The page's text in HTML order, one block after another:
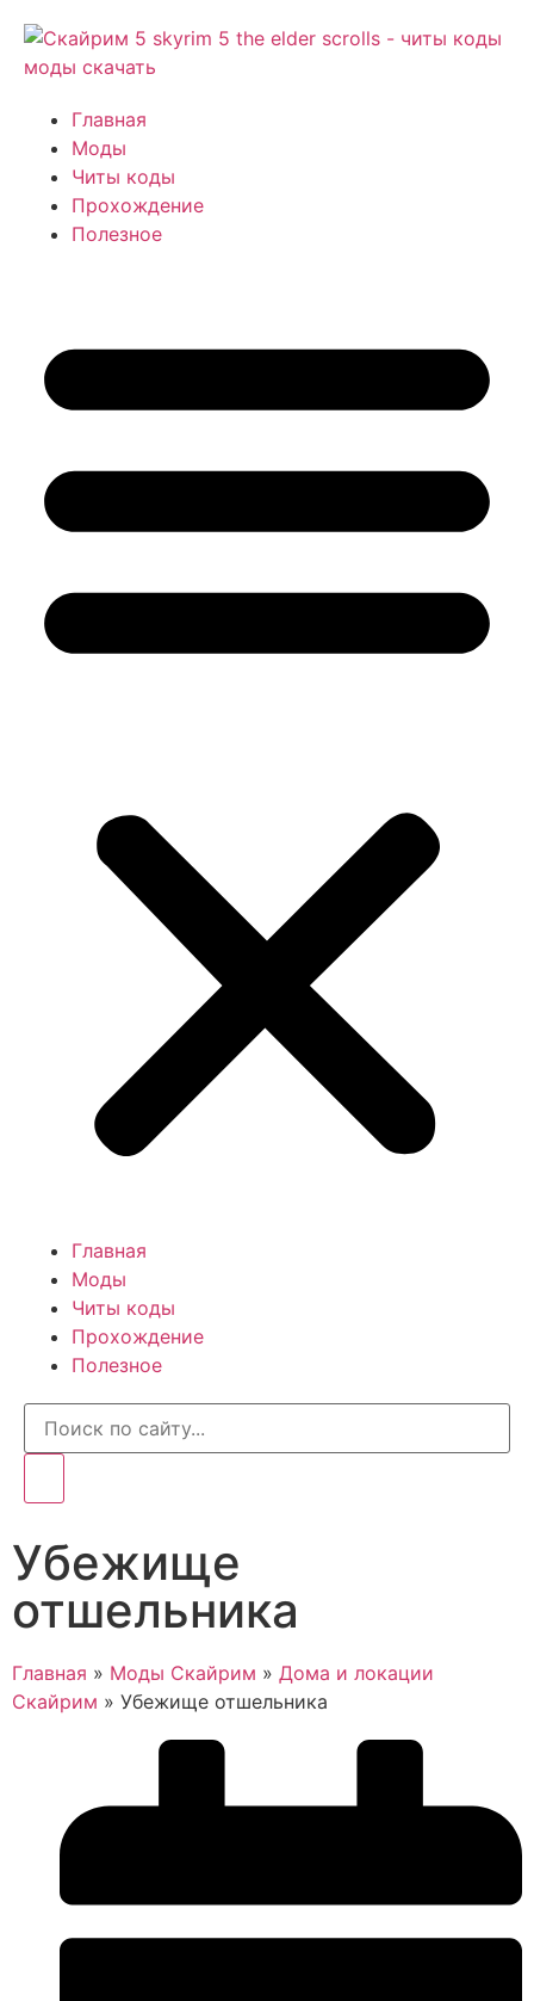
Главная
Моды
Читы коды
Прохождение
Полезное
Главная
Моды
Читы коды
Прохождение
Полезное
Убежище
отшельника
Главная » Моды Скайрим » Дома и локации
Скайрим » Убежище отшельника